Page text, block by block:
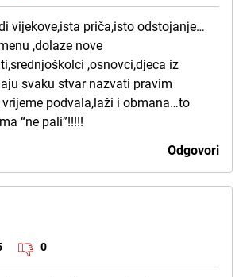
vijekove,ista priča,isto odstojanje…
,dolaze nove
,osnovci,djeca iz
svaku stvar nazvati pravim
podvala,laži i obmana…to
“ne pali”!!!!!
Odgovori
0